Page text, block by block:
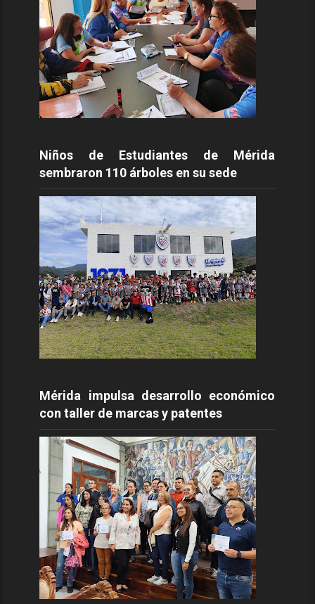
Niños de Estudiantes de Mérida
sembraron 110 árboles en su sede
Mérida impulsa desarrollo económico
con taller de marcas y patentes